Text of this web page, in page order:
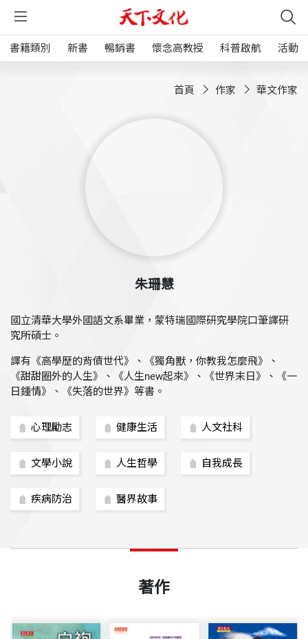
書籍類別 新書 暢銷書 懷念高教授 科普啟航 活動
首頁 作家 華文作家
朱珊慧
國立清華大學外國語文系畢業，蒙特瑞國際研究學院口筆譯研
究所碩士。
譯有《高學歷的背債世代》、《獨角獸，你教我怎麼飛》、
《甜甜圈外的人生》、《人生new起來》、《世界末日》、《一
日鍾情》、《失落的世界》等書。
心理勵志 健康生活 人文社科
文學小說 人生哲學 自我成長
疾病防治 醫界故事
著作